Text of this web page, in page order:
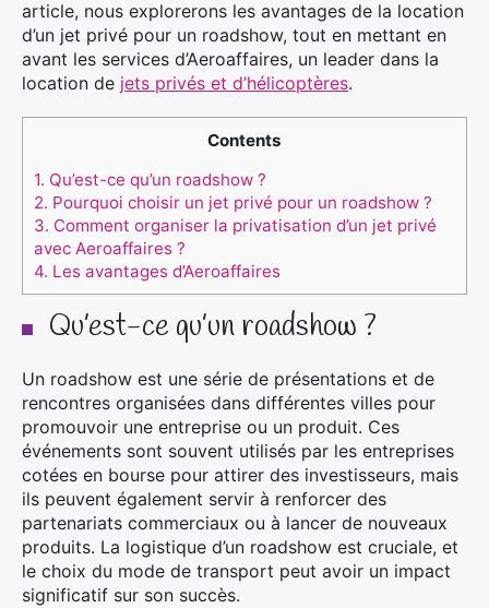
article, nous explorerons les avantages de la location
d’un jet privé pour un roadshow, tout en mettant en
avant les services d’Aeroaffaires, un leader dans la
location de jets privés et d’hélicoptères.
Contents
1. Qu’est-ce qu’un roadshow ?
2. Pourquoi choisir un jet privé pour un roadshow ?
3. Comment organiser la privatisation d’un jet privé
avec Aeroaffaires ?
4. Les avantages d’Aeroaffaires
Qu’est-ce qu’un roadshow ?
Un roadshow est une série de présentations et de
rencontres organisées dans différentes villes pour
promouvoir une entreprise ou un produit. Ces
événements sont souvent utilisés par les entreprises
cotées en bourse pour attirer des investisseurs, mais
ils peuvent également servir à renforcer des
partenariats commerciaux ou à lancer de nouveaux
produits. La logistique d’un roadshow est cruciale, et
le choix du mode de transport peut avoir un impact
significatif sur son succès.